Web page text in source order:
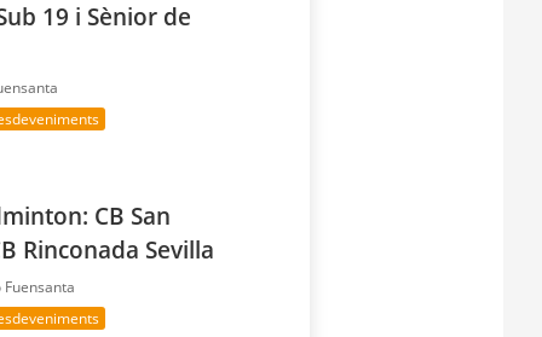
19 i Sènior de
CB San
Rinconada Sevilla
Fuensanta